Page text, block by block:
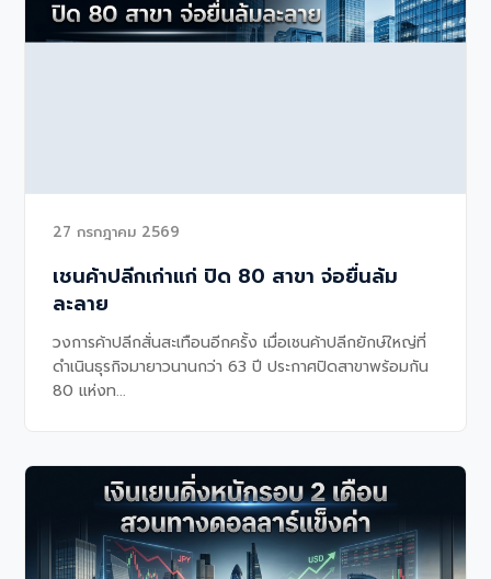
27 กรกฎาคม 2569
เชนค้าปลีกเก่าแก่ ปิด 80 สาขา จ่อยื่นล้ม
ละลาย
วงการค้าปลีกสั่นสะเทือนอีกครั้ง เมื่อเชนค้าปลีกยักษ์ใหญ่ที่
ดำเนินธุรกิจมายาวนานกว่า 63 ปี ประกาศปิดสาขาพร้อมกัน
80 แห่งท...